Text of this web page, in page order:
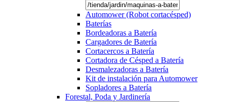
Automower (Robot cortacésped)
Baterías
Bordeadoras a Batería
Cargadores de Batería
Cortacercos a Batería
Cortadora de Césped a Batería
Desmalezadoras a Batería
Kit de instalación para Automower
Sopladores a Batería
Forestal, Poda y Jardinería